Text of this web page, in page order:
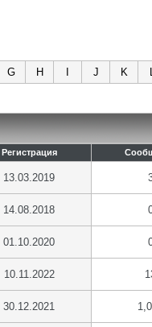
G H J K
Регистрация
13.03.2019
14.08.2018
01.10.2020
10.11.2022
30.12.2021